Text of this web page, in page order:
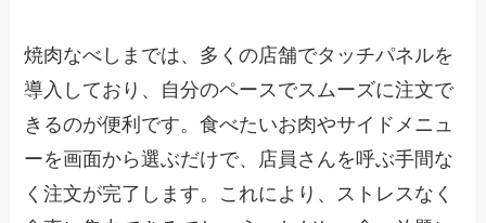
焼肉なべしまでは、多くの店舗でタッチパネルを
導入しており、自分のペースでスムーズに注文で
きるのが便利です。食べたいお肉やサイドメニュ
ーを画面から選ぶだけで、店員さんを呼ぶ手間な
く注文が完了します。これにより、ストレスなく